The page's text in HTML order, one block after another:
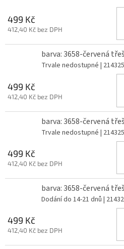
499 Kč
412,40 Kč bez DPH
barva: 3658-červená
Trvale nedostupné |
499 Kč
412,40 Kč bez DPH
barva: 3658-červená
Trvale nedostupné |
499 Kč
412,40 Kč bez DPH
barva: 3658-červená
Dodání do 14-21 dnů |
499 Kč
412,40 Kč bez DPH